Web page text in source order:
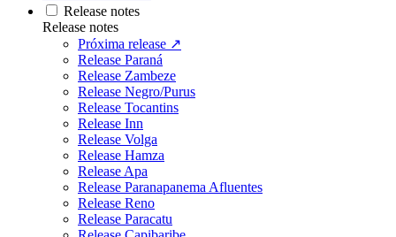
Release notes
Release notes
Próxima release ↗
Release Paraná
Release Zambeze
Release Negro/Purus
Release Tocantins
Release Inn
Release Volga
Release Hamza
Release Apa
Release Paranapanema Afluentes
Release Reno
Release Paracatu